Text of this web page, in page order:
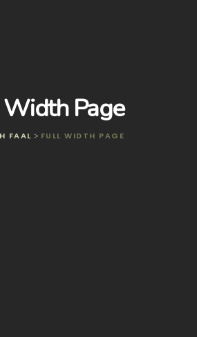
Page
FAAL > FULL WIDTH PAGE